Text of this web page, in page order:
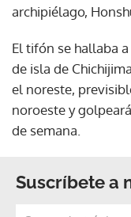
archipiélago,
El tifón se hallaba
de isla de
el noreste,
noroeste y
de semana.
Suscríbete a